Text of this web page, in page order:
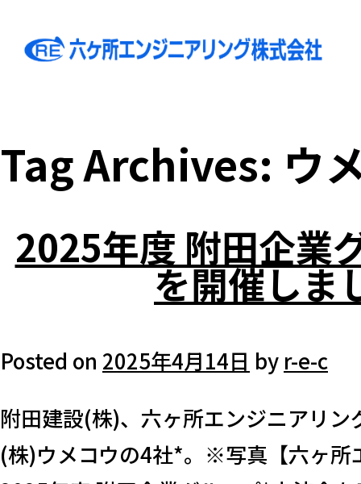
Tag Archives: ウ
2025年度 附田企業
を開催しま
Posted on 2025年4月14日 by r-e-c
附田建設(株)、六ヶ所エンジニアリ
(株)ウメコウの4社*。※写真【六ヶ所